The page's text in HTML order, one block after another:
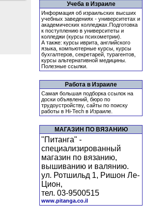
Учеба в Израиле
Информация об израильских высших
учебных заведениях - университетах и
академических колледжах.Подготовка
к поступлению в университеты и
колледжи (курсы психометрии).
А также: курсы иврита, английского
языка, компьютерные курсы, курсы
бухгалтеров, секретарей, турагентов,
курсы альтернативной медицины.
Полезные ссылки.
Работа в Израиле
Самая большая подборка ссылок на
доски объявлений, бюро по
трудоустройству, сайты по поиску
работы в Hi-Tech в Израиле.
МАГАЗИН ПО ВЯЗАНИЮ
"Питанга" -
специализированный
магазин по вязанию,
вышиванию и валянию.
ул. Ротшильд 1, Ришон Ле-
Цион,
тел. 03-9500515
www.pitanga.co.il